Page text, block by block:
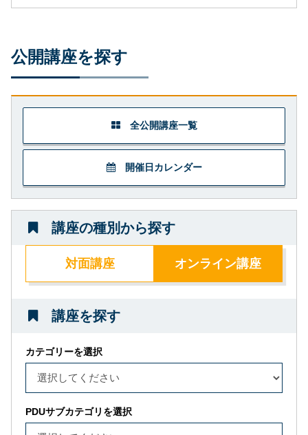
公開講座を探す
全公開講座一覧
開催日カレンダー
講座の種別から探す
対面講座 オンライン講座
講座を探す
カテゴリーを選択
PDUサブカテゴリを選択